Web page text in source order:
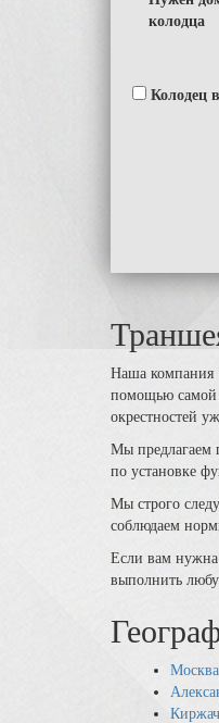
колодца
Колодец
Наша компания
помощью самой
окрестностей
Мы предлагаем
по установке
Мы строго
соблюдаем
Если вам нужна
выполнить